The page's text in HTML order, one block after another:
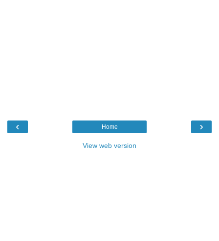
‹ ›
Home
View web version